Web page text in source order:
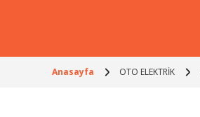
Anasayfa OTO ELEKTRİK